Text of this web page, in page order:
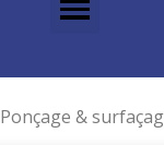
Ponçage &